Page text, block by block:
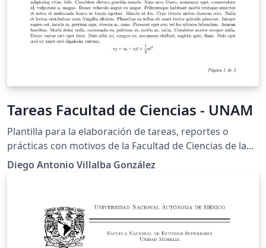
Tareas Facultad de Ciencias - UNAM
Plantilla para la elaboración de tareas, reportes o
prácticas con motivos de la Facultad de Ciencias de la
UNAM
Diego Antonio Villalba González